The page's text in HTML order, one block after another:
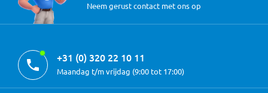
Neem gerust contact met ons op
+31 (0) 320 22 10 11
Maandag t/m vrijdag (9:00 tot 17:00)